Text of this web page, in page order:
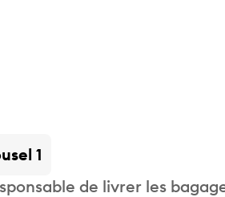
1
de livrer les